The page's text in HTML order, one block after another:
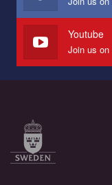
наш план по борьбе
СОГИ в Украине.
Все, что вам нужно
по этой ссылке и
Youtube
Join us on